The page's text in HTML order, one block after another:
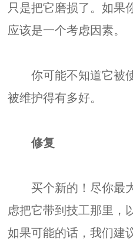
只是把它磨损了。如果
应该是一个考虑因素。
你可能不知道它被使
被维护得有多好。
修复
买个新的！尽你最
虑把它带到技工那里，
如果可能的话，我们建